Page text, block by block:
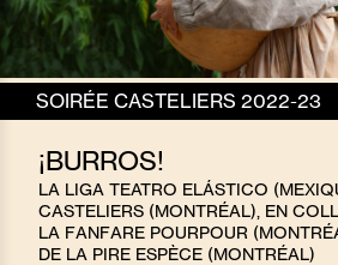
SOIRÉE CASTELIERS 2022-23
¡BURROS!
LA LIGA TEATRO ELÁSTICO
CASTELIERS (MONTRÉAL), EN
LA FANFARE POURPOUR
DE LA PIRE ESPÈCE (MONTRÉAL)